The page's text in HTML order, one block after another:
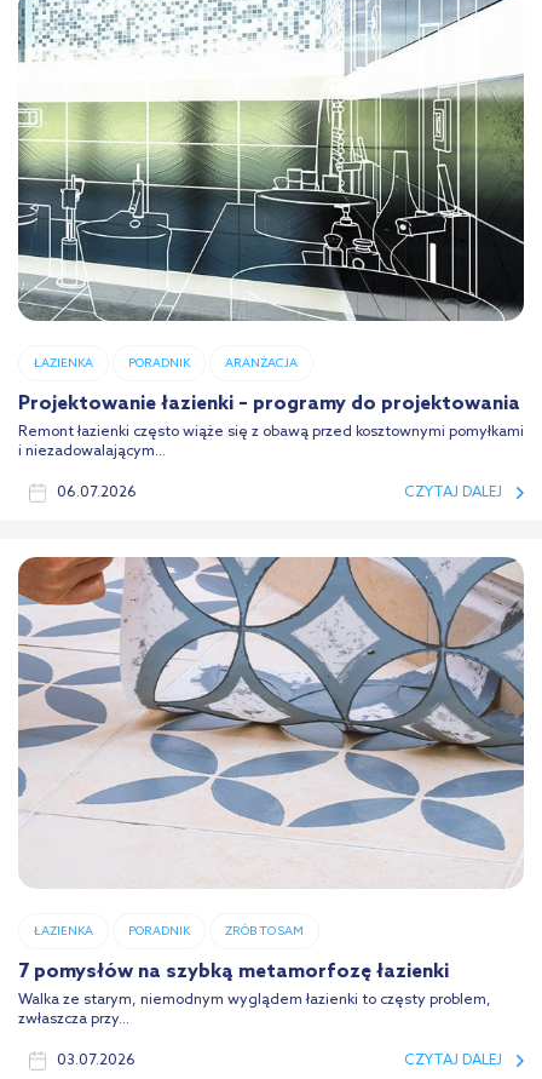
ŁAZIENKA PORADNIK ARANŻACJA
Projektowanie łazienki – programy do projektowania
Remont łazienki często wiąże się z obawą przed kosztownymi pomyłkami
i niezadowalającym...
06.07.2026 CZYTAJ DALEJ
ŁAZIENKA PORADNIK ZRÓB TO SAM
7 pomysłów na szybką metamorfozę łazienki
Walka ze starym, niemodnym wyglądem łazienki to częsty problem,
zwłaszcza przy...
03.07.2026 CZYTAJ DALEJ